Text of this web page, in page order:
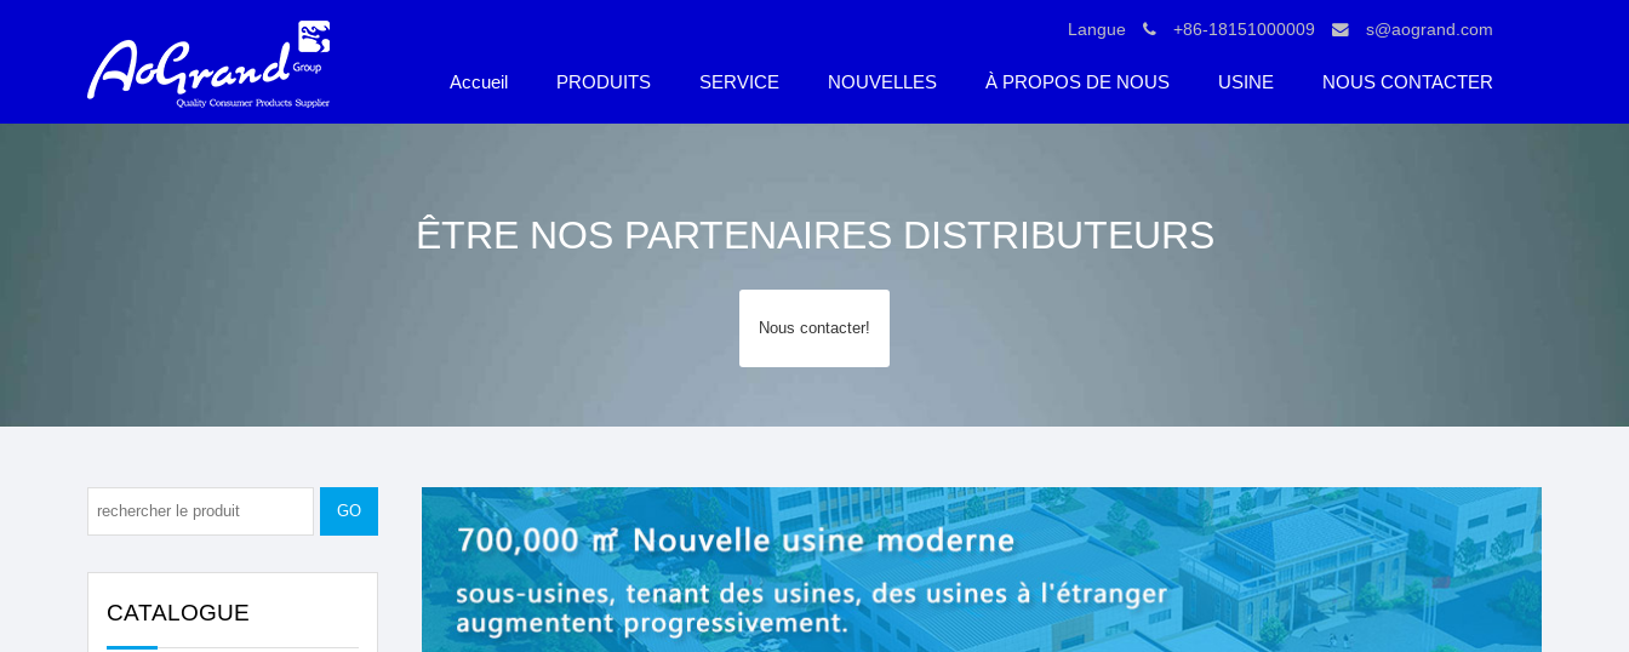
Langue +86-18151000009 s@aogrand.com
Accueil PRODUITS SERVICE NOUVELLES À PROPOS DE NOUS USINE NOUS CONTACTER
ÊTRE NOS PARTENAIRES DISTRIBUTEURS
Nous contacter!
GO
CATALOGUE